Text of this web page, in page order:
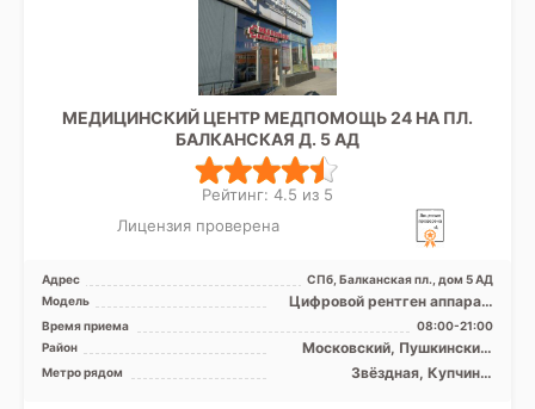
МЕДИЦИНСКИЙ ЦЕНТР МЕДПОМОЩЬ 24 НА ПЛ.
БАЛКАНСКАЯ Д. 5 АД
Рейтинг: 4.5 из 5
Лицензия проверена
Адрес
СПб, Балканская пл., дом 5 АД
Модель
Цифровой рентген аппарат,
УЗИ аппарат
Время приема
08:00-21:00
Район
Московский, Пушкинский,
Фрунзенский, Лен. область
Метро рядом
Звёздная, Купчино,